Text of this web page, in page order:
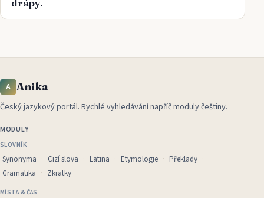
drápy.
A Anika
Český jazykový portál. Rychlé vyhledávání napříč moduly češtiny.
MODULY
SLOVNÍK
Synonyma Cizí slova Latina Etymologie
Překlady
Gramatika
Zkratky
MÍSTA & ČAS